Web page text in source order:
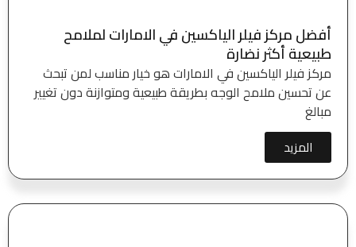
أفضل مركز فيلر الياكسين في الامارات لملامح
طبيعية أكثر نضارة
مركز فيلر الياكسين في الامارات هو خيار مناسب لمن تبحث
عن تحسين ملامح الوجه بطريقة طبيعية ومتوازنة دون تغيير
مبالغ
المزيد